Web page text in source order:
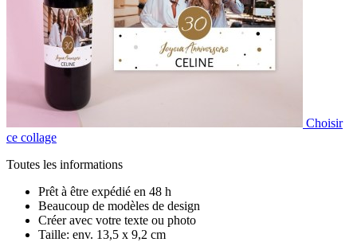
Choisir
ce collage
Toutes les informations
Prêt à être expédié en 48 h
Beaucoup de modèles de design
Créer avec votre texte ou photo
Taille: env. 13,5 x 9,2 cm